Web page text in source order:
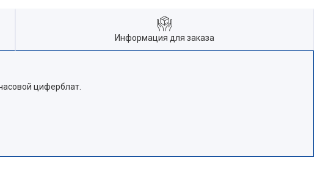
Информация для заказа
циферблат.